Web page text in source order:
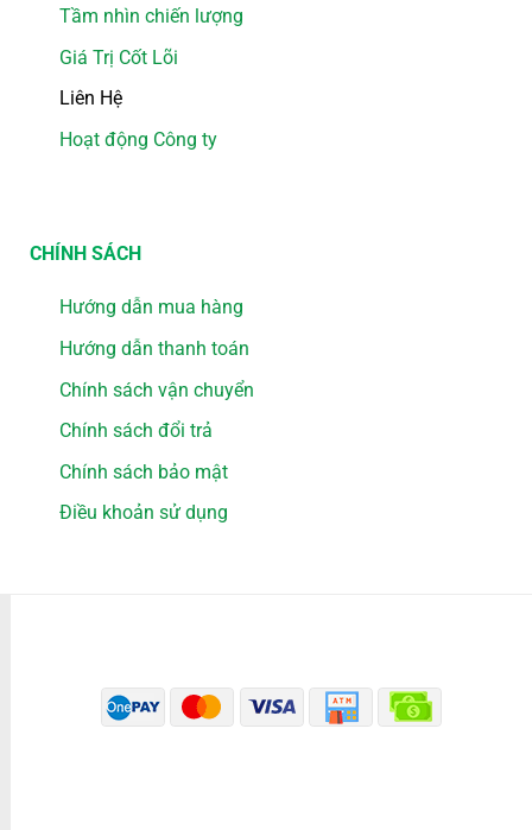
Tầm nhìn chiến lượng
Giá Trị Cốt Lõi
Liên Hệ
Hoạt động Công ty
CHÍNH SÁCH
Hướng dẫn mua hàng
Hướng dẫn thanh toán
Chính sách vận chuyển
Chính sách đổi trả
Chính sách bảo mật
Điều khoản sử dụng